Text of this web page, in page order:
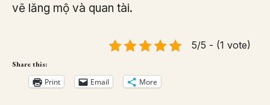
vẽ lăng mộ và quan tài.
5/5 - (1 vote)
Share this:
Print Email More